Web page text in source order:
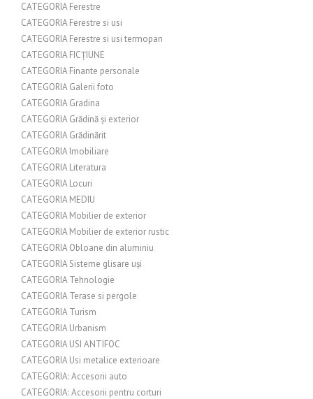
CATEGORIA Ferestre
CATEGORIA Ferestre si usi
CATEGORIA Ferestre si usi termopan
CATEGORIA FICȚIUNE
CATEGORIA Finante personale
CATEGORIA Galerii foto
CATEGORIA Gradina
CATEGORIA Grădină și exterior
CATEGORIA Grădinărit
CATEGORIA Imobiliare
CATEGORIA Literatura
CATEGORIA Locuri
CATEGORIA MEDIU
CATEGORIA Mobilier de exterior
CATEGORIA Mobilier de exterior rustic
CATEGORIA Obloane din aluminiu
CATEGORIA Sisteme glisare uși
CATEGORIA Tehnologie
CATEGORIA Terase si pergole
CATEGORIA Turism
CATEGORIA Urbanism
CATEGORIA USI ANTIFOC
CATEGORIA Usi metalice exterioare
CATEGORIA: Accesorii auto
CATEGORIA: Accesorii pentru corturi